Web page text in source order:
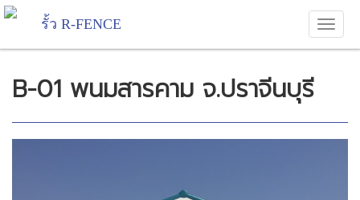
รั้ว R-FENCE
B-01 พนมสารคาม จ.ปราจีนบุรี